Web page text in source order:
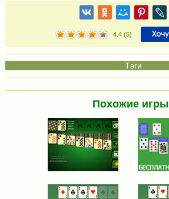
4.4(5)
Похожие игры